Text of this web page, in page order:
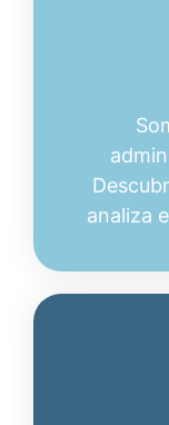
analiza